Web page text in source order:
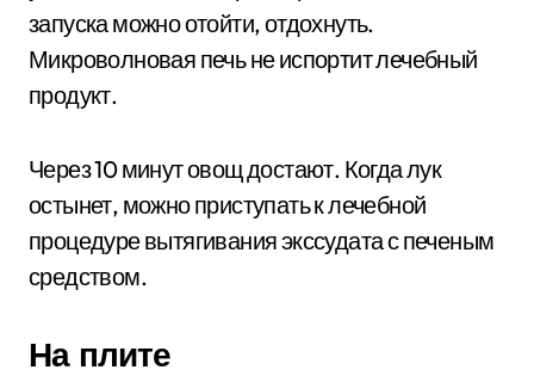
запуска можно отойти, отдохнуть.
Микроволновая печь не испортит лечебный
продукт.
Через 10 минут овощ достают. Когда лук
остынет, можно приступать к лечебной
процедуре вытягивания экссудата с печеным
средством.
На плите